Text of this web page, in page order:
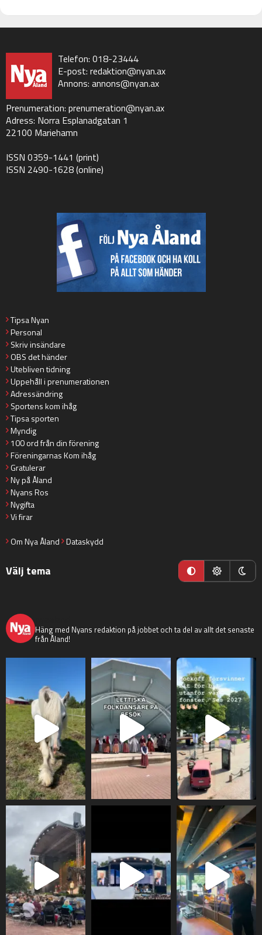
Telefon: 018-23444
E-post: redaktion@nyan.ax
Annons: annons@nyan.ax
Prenumeration: prenumeration@nyan.ax
Adress: Norra Esplanadgatan 1
22100 Mariehamn
ISSN 0359-1441 (print)
ISSN 2490-1628 (online)
Tipsa Nyan
Personal
Skriv insändare
OBS det händer
Utebliven tidning
Uppehåll i prenumerationen
Adressändring
Sportens kom ihåg
Tipsa sporten
Myndig
100 ord från din förening
Föreningarnas Kom ihåg
Gratulerar
Ny på Åland
Nyans Ros
Nygifta
Vi firar
Om Nya Åland Dataskydd
Välj tema
Häng med Nyans redaktion på jobbet och ta del av allt det senaste
från Åland!